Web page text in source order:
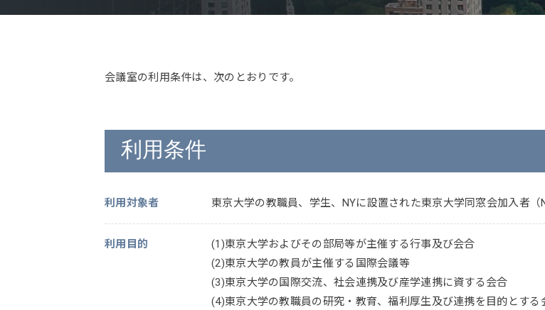
会議室の利用条件は、次のとおりです。
利用条件
利用対象者 東京大学の教職員、学生、NYに設置された東京大学同窓会加入者
利用目的
(1)東京大学およびその部局等が主催する行事及び会合
(2)東京大学の教員が主催する国際会議等
(3)東京大学の国際交流、社会連携及び産学連携に資する会合
(4)東京大学の教職員の研究・教育、福利厚生及び連携を目的とする